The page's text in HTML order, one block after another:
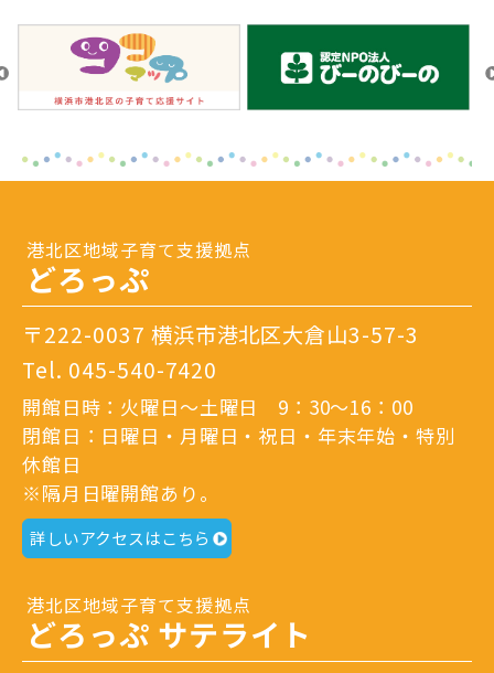
港北区地域子育て支援拠点
どろっぷ
〒222-0037 横浜市港北区大倉山3-57-3
Tel. 045-540-7420
開館日時：火曜日～土曜日 9：30～16：00
閉館日：日曜日・月曜日・祝日・年末年始・特別
休館日
※隔月日曜開館あり。
詳しいアクセスはこちら
港北区地域子育て支援拠点
どろっぷ サテライト